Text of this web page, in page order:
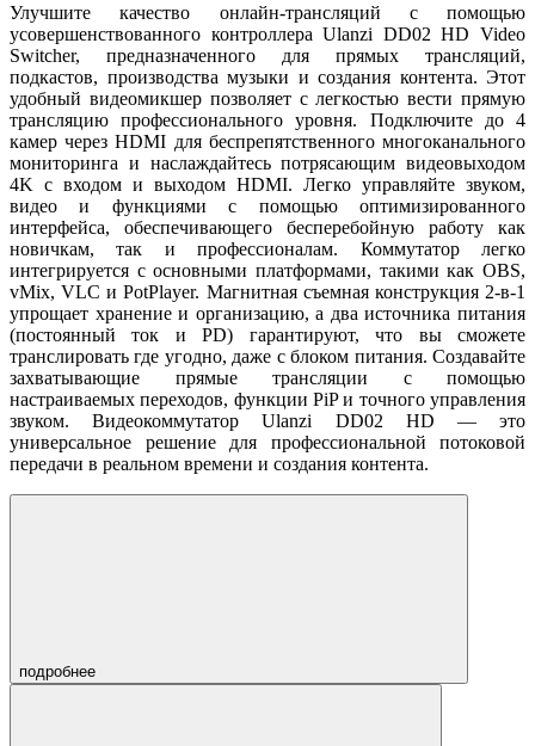
Улучшите качество онлайн-трансляций с помощью
усовершенствованного контроллера Ulanzi DD02 HD Video
Switcher, предназначенного для прямых трансляций,
подкастов, производства музыки и создания контента. Этот
удобный видеомикшер позволяет с легкостью вести прямую
трансляцию профессионального уровня. Подключите до 4
камер через HDMI для беспрепятственного многоканального
мониторинга и наслаждайтесь потрясающим видеовыходом
4K с входом и выходом HDMI. Легко управляйте звуком,
видео и функциями с помощью оптимизированного
интерфейса, обеспечивающего бесперебойную работу как
новичкам, так и профессионалам. Коммутатор легко
интегрируется с основными платформами, такими как OBS,
vMix, VLC и PotPlayer. Магнитная съемная конструкция 2-в-1
упрощает хранение и организацию, а два источника питания
(постоянный ток и PD) гарантируют, что вы сможете
транслировать где угодно, даже с блоком питания. Создавайте
захватывающие прямые трансляции с помощью
настраиваемых переходов, функции PiP и точного управления
звуком. Видеокоммутатор Ulanzi DD02 HD — это
универсальное решение для профессиональной потоковой
передачи в реальном времени и создания контента.
подробнее